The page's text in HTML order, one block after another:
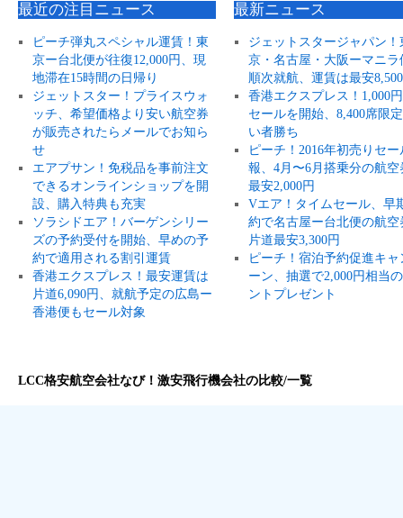
最近の注目ニュース
ピーチ弾丸スペシャル運賃！東
京ー台北便が往復12,000円、現
地滞在15時間の日帰り
ジェットスター！プライスウォ
ッチ、希望価格より安い航空券
が販売されたらメールでお知ら
せ
エアプサン！免税品を事前注文
できるオンラインショップを開
設、購入特典も充実
ソラシドエア！バーゲンシリー
ズの予約受付を開始、早めの予
約で適用される割引運賃
香港エクスプレス！最安運賃は
片道6,090円、就航予定の広島ー
香港便もセール対象
最新ニュース
ジェットスタージャパン！
京・名古屋・大阪ーマニラ
順次就航、運賃は最安
香港エクスプレス！1,000
セールを開始、8,400席限
い者勝ち
ピーチ！2016年初売りセー
報、4月〜6月搭乗分の航空
最安2,000円
Vエア！タイムセール、早
約で名古屋ー台北便の航空
片道最安3,300円
ピーチ！宿泊予約促進キャ
ーン、抽選で2,000円相当
ントプレゼント
LCC格安航空会社なび！激安飛行機会社の比較/一覧